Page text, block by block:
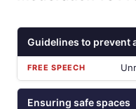
Guidelines to prevent
Ensuring safe spaces